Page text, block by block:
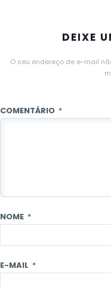
DEIXE
O seu endereço de e-mail
COMENTÁRIO *
NOME *
E-MAIL *